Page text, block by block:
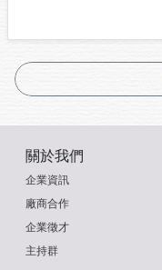
關於我們
企業資訊
廠商合作
企業徵才
主持群